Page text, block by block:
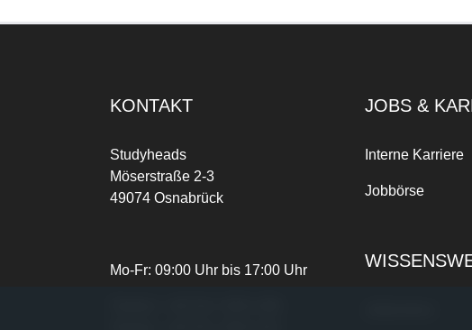
KONTAKT
Studyheads
Möserstraße 2-3
49074 Osnabrück
Mo-Fr: 09:00 Uhr bis 17:00 Uhr
JOBS &
Interne Karriere
Jobbörse